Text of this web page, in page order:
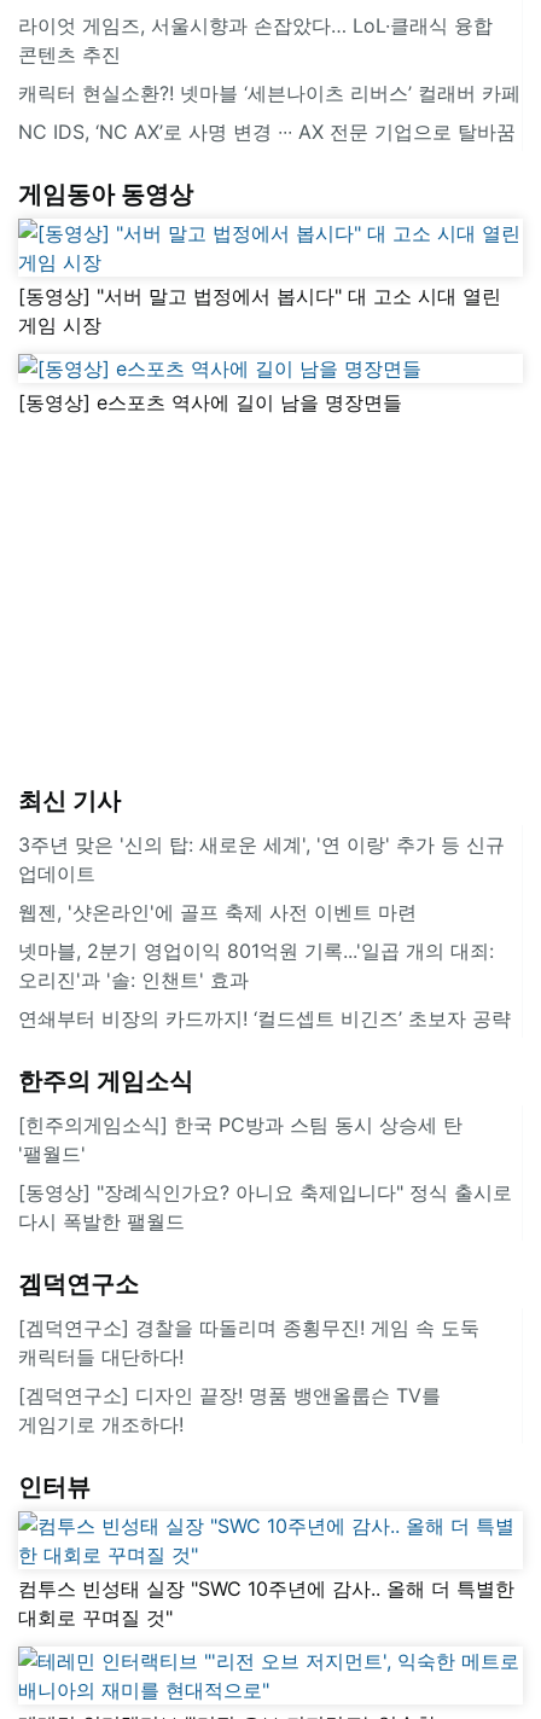
라이엇 게임즈, 서울시향과 손잡았다… LoL·클래식 융합
콘텐츠 추진
캐릭터 현실소환?! 넷마블 ‘세븐나이츠 리버스’ 컬래버 카페
NC IDS, ‘NC AX’로 사명 변경 ∙∙∙ AX 전문 기업으로 탈바꿈
게임동아 동영상
[동영상] "서버 말고 법정에서 봅시다" 대 고소 시대 열린
게임 시장
[동영상] e스포츠 역사에 길이 남을 명장면들
최신 기사
3주년 맞은 '신의 탑: 새로운 세계', '연 이랑' 추가 등 신규
업데이트
웹젠, '샷온라인'에 골프 축제 사전 이벤트 마련
넷마블, 2분기 영업이익 801억원 기록...'일곱 개의 대죄:
오리진'과 '솔: 인챈트' 효과
연쇄부터 비장의 카드까지! ‘컬드셉트 비긴즈’ 초보자 공략
한주의 게임소식
[힌주의게임소식] 한국 PC방과 스팀 동시 상승세 탄
'팰월드'
[동영상] "장례식인가요? 아니요 축제입니다" 정식 출시로
다시 폭발한 팰월드
겜덕연구소
[겜덕연구소] 경찰을 따돌리며 종횡무진! 게임 속 도둑
캐릭터들 대단하다!
[겜덕연구소] 디자인 끝장! 명품 뱅앤올룹슨 TV를
게임기로 개조하다!
인터뷰
컴투스 빈성태 실장 "SWC 10주년에 감사.. 올해 더 특별한
대회로 꾸며질 것"